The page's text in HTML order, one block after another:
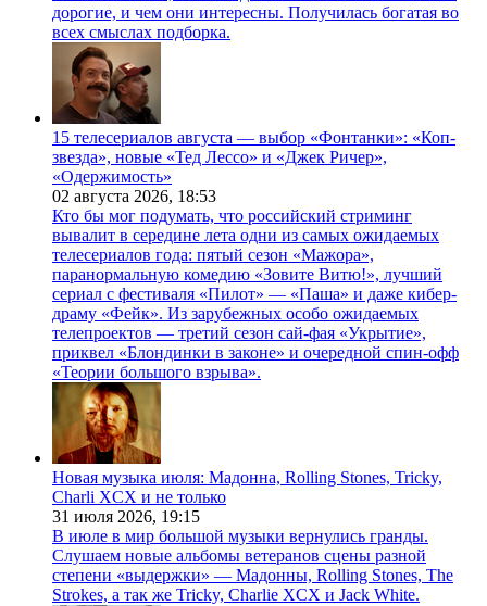
дорогие, и чем они интересны. Получилась богатая во
всех смыслах подборка.
15 телесериалов августа — выбор «Фонтанки»: «Коп-
звезда», новые «Тед Лессо» и «Джек Ричер»,
«Одержимость»
02 августа 2026, 18:53
Кто бы мог подумать, что российский стриминг
вывалит в середине лета одни из самых ожидаемых
телесериалов года: пятый сезон «Мажора»,
паранормальную комедию «Зовите Витю!», лучший
сериал с фестиваля «Пилот» — «Паша» и даже кибер-
драму «Фейк». Из зарубежных особо ожидаемых
телепроектов — третий сезон сай-фая «Укрытие»,
приквел «Блондинки в законе» и очередной спин-офф
«Теории большого взрыва».
Новая музыка июля: Мадонна, Rolling Stones, Tricky,
Charli XCX и не только
31 июля 2026, 19:15
В июле в мир большой музыки вернулись гранды.
Слушаем новые альбомы ветеранов сцены разной
степени «выдержки» — Мадонны, Rolling Stones, The
Strokes, а так же Tricky, Charlie XCX и Jack White.